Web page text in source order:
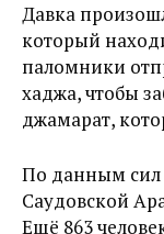
Давка
который
паломники
хаджа, чтобы
джамарат,
По данным сил
Саудовской
Ещё 863